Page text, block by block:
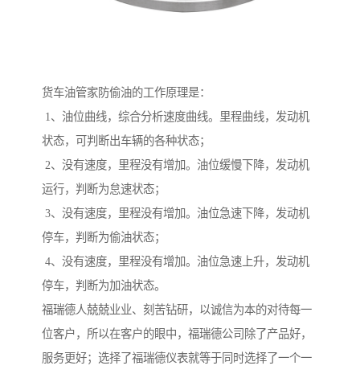
货车油管家防偷油的工作原理是：
1、油位曲线，综合分析速度曲线。里程曲线，发动机
状态，可判断出车辆的各种状态；
2、没有速度，里程没有增加。油位缓慢下降，发动机
运行，判断为怠速状态；
3、没有速度，里程没有增加。油位急速下降，发动机
停车，判断为偷油状态；
4、没有速度，里程没有增加。油位急速上升，发动机
停车，判断为加油状态。
福瑞德人兢兢业业、刻苦钻研，以诚信为本的对待每一
位客户，所以在客户的眼中，福瑞德公司除了产品好，
服务更好；选择了福瑞德仪表就等于同时选择了一个一